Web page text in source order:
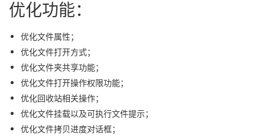
优化功能：
优化文件属性；
优化文件打开方式；
优化文件夹共享功能；
优化文件打开操作权限功能；
优化回收站相关操作；
优化文件挂载以及可执行文件提示；
优化文件拷贝进度对话框；